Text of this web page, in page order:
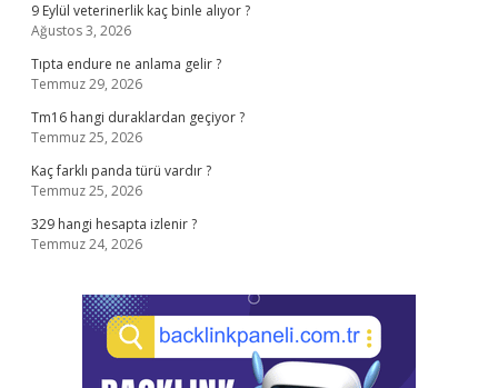
9 Eylül veterinerlik kaç binle alıyor ?
Ağustos 3, 2026
Tıpta endure ne anlama gelir ?
Temmuz 29, 2026
Tm16 hangi duraklardan geçiyor ?
Temmuz 25, 2026
Kaç farklı panda türü vardır ?
Temmuz 25, 2026
329 hangi hesapta izlenir ?
Temmuz 24, 2026